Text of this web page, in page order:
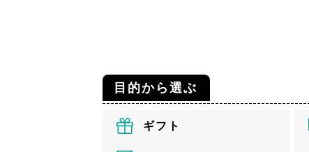
目的から選ぶ
ギフト